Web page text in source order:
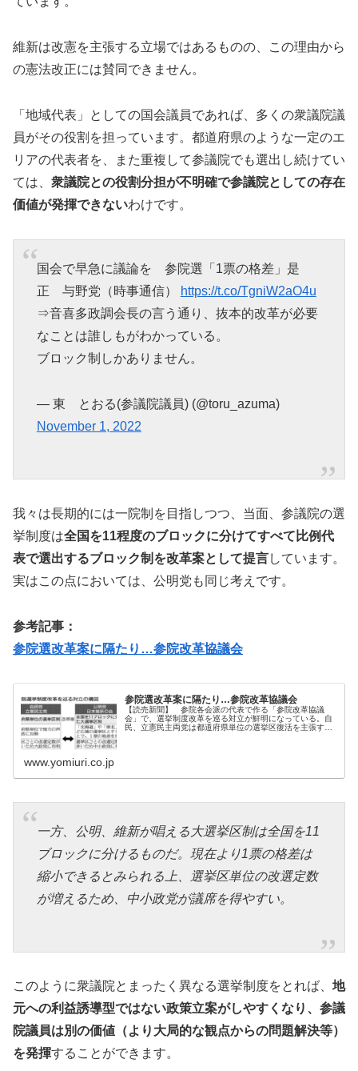
維新は改憲を主張する立場ではあるものの、この理由から
の憲法改正には賛同できません。
「地域代表」としての国会議員であれば、多くの衆議院議
員がその役割を担っています。都道府県のような一定のエ
リアの代表者を、また重複して参議院でも選出し続けてい
ては、 衆議院との役割分担が不明確で参議院としての存在
価値が発揮できないわけです。
国会で早急に議論を 参院選「1票の格差」是
正 与野党（時事通信）
https://t.co/TgniW2aO4u
⇒音喜多政調会長の言う通り、抜本的改革が必要
なことは誰しもがわかっている。
ブロック制しかありません。
— 東 とおる(参議院議員) (@toru_azuma)
November 1, 2022
我々は長期的には一院制を目指しつつ、当面、参議院の選
挙制度は全国を11程度のブロックに分けてすべて比例代
表で選出するブロック制を改革案として提言しています。
実はこの点においては、公明党も同じ考えです。
参考記事：
参院選改革案に隔たり…参院改革協議会
参院選改革案に隔たり…参院改革協議会
【読売新聞】 参院各会派の代表で作る「参院改革協議
会」で、選挙制度改革を巡る対立が鮮明になっている。自
民、立憲民主両党は都道府県単位の選挙区復活を主張する
www.yomiuri.co.jp
一方、公明、維新が唱える大選挙区制は全国を11
ブロックに分けるものだ。現在より1票の格差は
縮小できるとみられる上、選挙区単位の改選定数
が増えるため、中小政党が議席を得やすい。
このように衆議院とまったく異なる選挙制度をとれば、 地
元への利益誘導型ではない政策立案がしやすくなり、参議
院議員は別の価値（より大局的な観点からの問題解決等）
を発揮することができます。